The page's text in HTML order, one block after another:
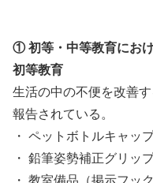
① 初等・中等教育にお
初等教育
生活の中の不便を改善
報告されている。
・ ペットボトルキャッ
・ 鉛筆姿勢補正グリッ
・ 教室備品（掲示フッ